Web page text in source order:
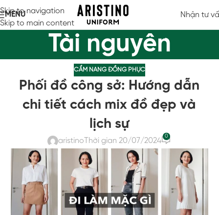
Skip to navigation
Skip to main content
MENU Nhận tư
Tài nguyên
CẨM NANG ĐỒNG PHỤC
Phối đồ công sở: Hướng dẫn
chi tiết cách mix đồ đẹp và
lịch sự
aristino Thời gian 20/07/2024
0